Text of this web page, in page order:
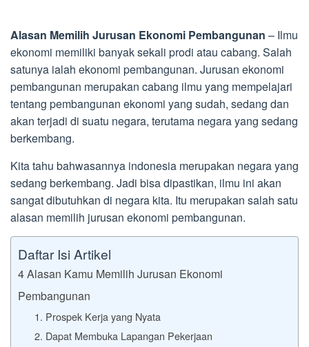
Alasan Memilih Jurusan Ekonomi Pembangunan – Ilmu
ekonomi memiliki banyak sekali prodi atau cabang. Salah
satunya ialah ekonomi pembangunan. Jurusan ekonomi
pembangunan merupakan cabang ilmu yang mempelajari
tentang pembangunan ekonomi yang sudah, sedang dan
akan terjadi di suatu negara, terutama negara yang sedang
berkembang.
Kita tahu bahwasannya indonesia merupakan negara yang
sedang berkembang. Jadi bisa dipastikan, ilmu ini akan
sangat dibutuhkan di negara kita. Itu merupakan salah satu
alasan memilih jurusan ekonomi pembangunan.
Daftar Isi Artikel
4 Alasan Kamu Memilih Jurusan Ekonomi
Pembangunan
1. Prospek Kerja yang Nyata
2. Dapat Membuka Lapangan Pekerjaan